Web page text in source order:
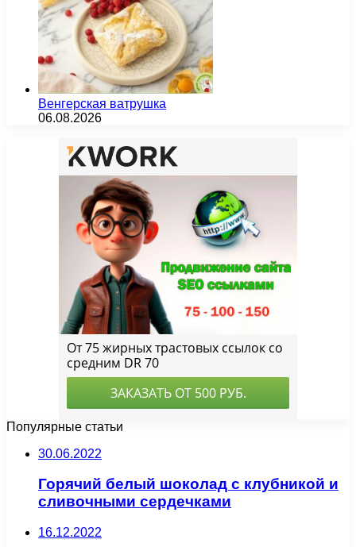
Венгерская ватрушка
06.08.2026
Популярные статьи
30.06.2022
Горячий белый шоколад с клубникой и
сливочными сердечками
16.12.2022